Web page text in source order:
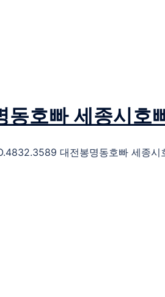
동호빠 세종시호
대전봉명동호빠 세